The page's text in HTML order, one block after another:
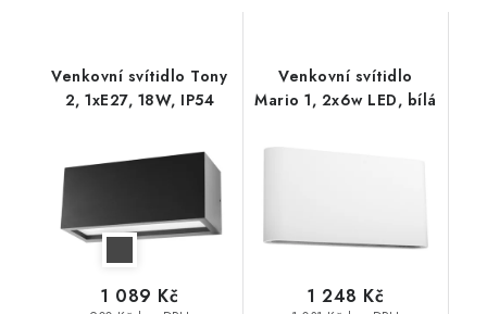
Venkovní svítidlo Tony
2, 1xE27, 18W, IP54
1 089 Kč
Venkovní svítidlo
Mario 1, 2x6w LED, bílá
1 248 Kč